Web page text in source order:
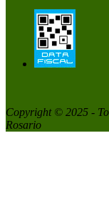
Copyright © 2025 -
Rosario